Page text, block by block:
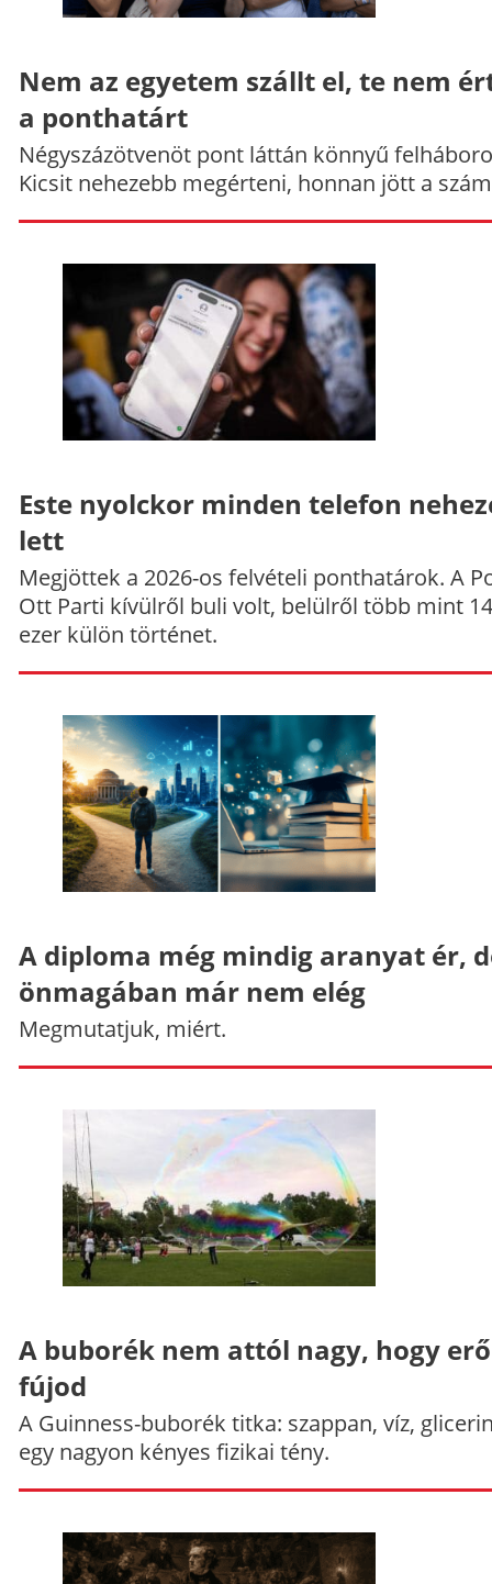
Nem az egyetem szállt el, te nem
a ponthatárt
Négyszázötvenöt pont láttán könnyű
Kicsit nehezebb megérteni, honnan jött a
Este nyolckor minden telefon
lett
Megjöttek a 2026-os felvételi ponthatárok. A
Ott Parti kívülről buli volt, belülről több mint
ezer külön történet.
A diploma még mindig aranyat ér,
önmagában már nem elég
Megmutatjuk, miért.
A buborék nem attól nagy, hogy
fújod
A Guinness-buborék titka: szappan, víz,
egy nagyon kényes fizikai tény.